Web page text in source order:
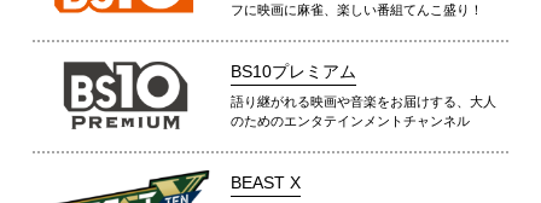
フに映画に麻雀、楽しい番組てんこ盛り！
BS10プレミアム
語り継がれる映画や音楽をお届けする、大人
のためのエンタテインメントチャンネル
BEAST X